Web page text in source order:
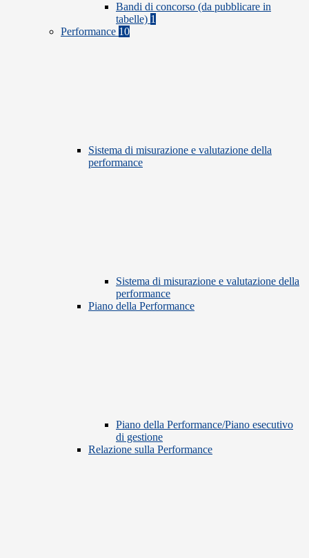
Bandi di concorso (da pubblicare in
tabelle) 1
Performance 10
Sistema di misurazione e valutazione della
performance
Sistema di misurazione e valutazione della
performance
Piano della Performance
Piano della Performance/Piano esecutivo
di gestione
Relazione sulla Performance